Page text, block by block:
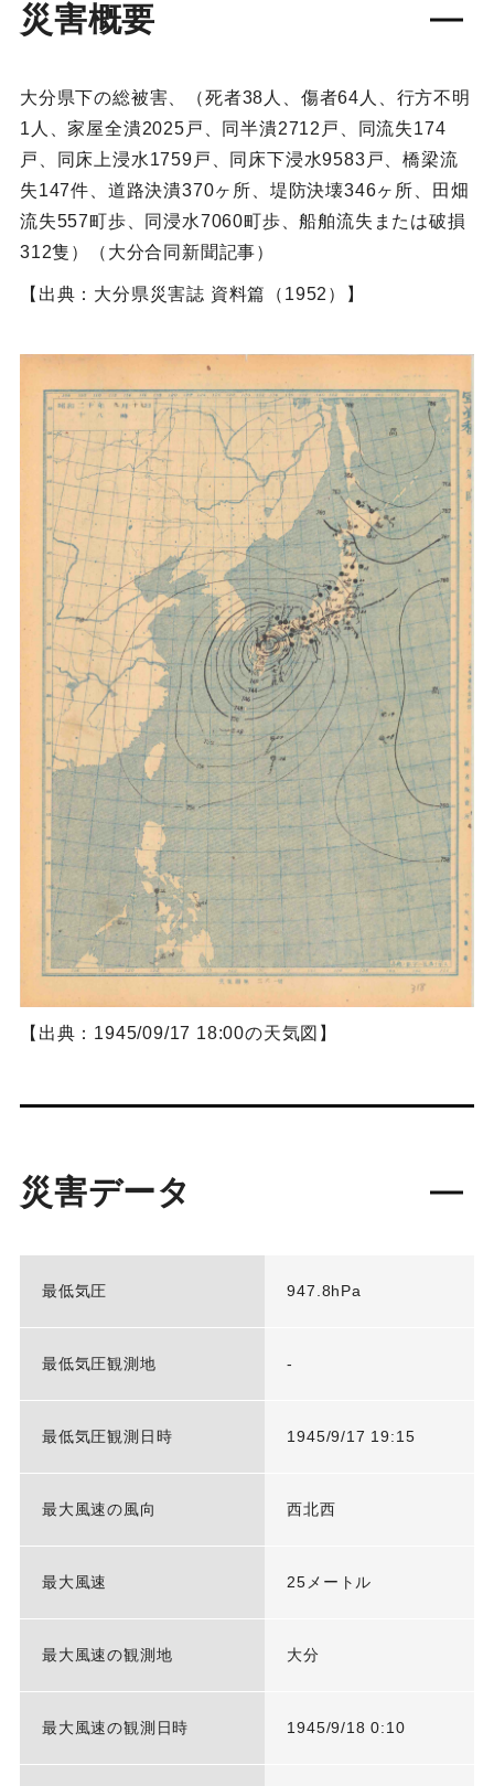
災害概要
大分県下の総被害、（死者38人、傷者64人、行方不明
1人、家屋全潰2025戸、同半潰2712戸、同流失174
戸、同床上浸水1759戸、同床下浸水9583戸、橋梁流
失147件、道路決潰370ヶ所、堤防決壊346ヶ所、田畑
流失557町歩、同浸水7060町歩、船舶流失または破損
312隻）（大分合同新聞記事）
【出典：大分県災害誌 資料篇（1952）】
【出典：1945/09/17 18:00の天気図】
災害データ
最低気圧 947.8hPa
最低気圧観測地 -
最低気圧観測日時 1945/9/17 19:15
最大風速の風向 西北西
最大風速 25メートル
最大風速の観測地 大分
最大風速の観測日時 1945/9/18 0:10